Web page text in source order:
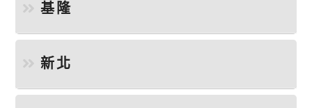
基隆
新北